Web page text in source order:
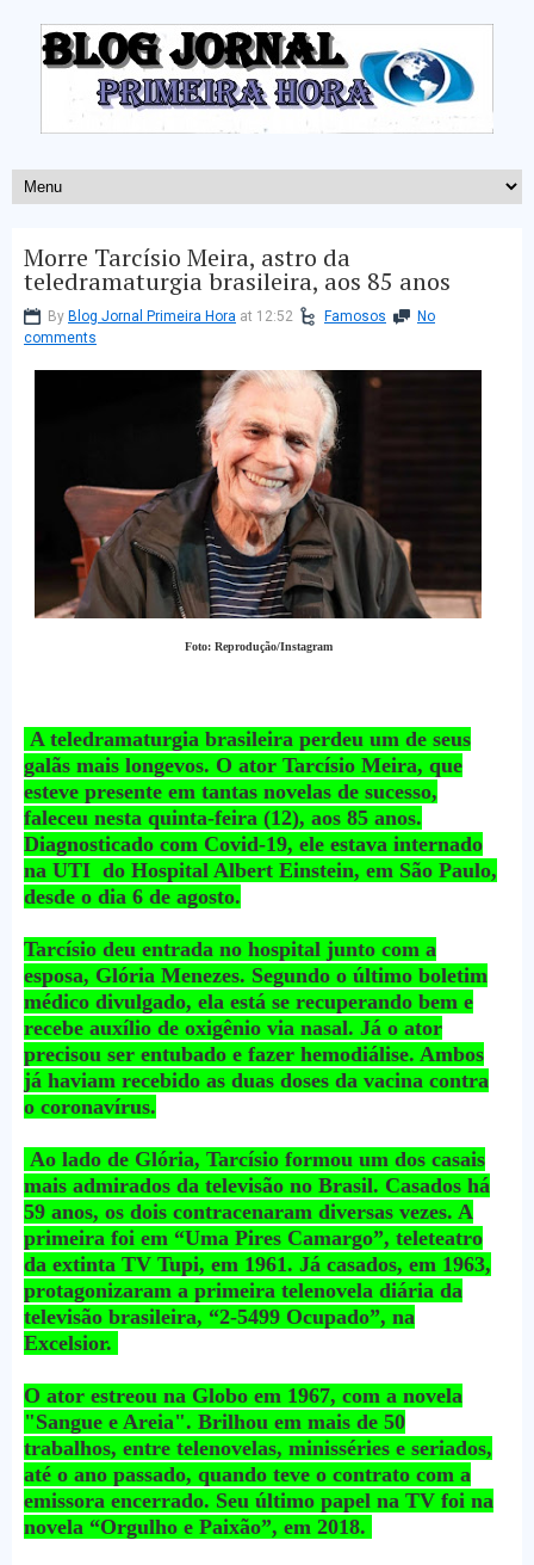
Morre Tarcísio Meira, astro da
teledramaturgia brasileira, aos 85 anos
By Blog Jornal Primeira Hora at 12:52 Famosos
No
comments
Foto: Reprodução/Instagram
A teledramaturgia brasileira perdeu um de seus
galãs mais longevos. O ator Tarcísio Meira, que
esteve presente em tantas novelas de sucesso,
faleceu nesta quinta-feira (12), aos 85 anos.
Diagnosticado com Covid-19, ele estava internado
na UTI do Hospital Albert Einstein, em São Paulo,
desde o dia 6 de agosto.
Tarcísio deu entrada no hospital junto com a
esposa, Glória Menezes. Segundo o último boletim
médico divulgado, ela está se recuperando bem e
recebe auxílio de oxigênio via nasal. Já o ator
precisou ser entubado e fazer hemodiálise. Ambos
já haviam recebido as duas doses da vacina contra
o coronavírus.
Ao lado de Glória, Tarcísio formou um dos casais
mais admirados da televisão no Brasil. Casados há
59 anos, os dois contracenaram diversas vezes. A
primeira foi em “Uma Pires Camargo”, teleteatro
da extinta TV Tupi, em 1961. Já casados, em 1963,
protagonizaram a primeira telenovela diária da
televisão brasileira, “2-5499 Ocupado”, na
Excelsior.
O ator estreou na Globo em 1967, com a novela
"Sangue e Areia". Brilhou em mais de 50
trabalhos, entre telenovelas, minisséries e seriados,
até o ano passado, quando teve o contrato com a
emissora encerrado. Seu último papel na TV foi na
novela “Orgulho e Paixão”, em 2018.